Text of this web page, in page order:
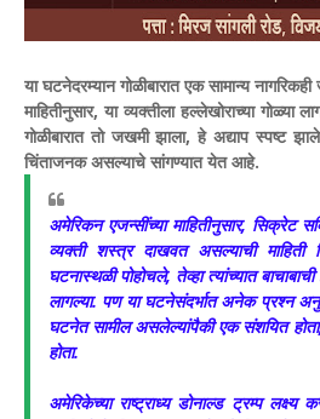
या घटनेदरम्यान गोळीबारात एक सामान्य
माहितीनुसार, या व्यक्तीला हल्लेखोराच्या गोळ्या
गोळीबारात तो जखमी झाला, हे अद्याप स्पष्ट
चिंताजनक असल्याचे सांगण्यात येत आहे.
अमेरिकन एजन्सींच्या माहितीनुसार, सिक्रेट
व्यक्ती शस्त्र दाखवत असल्याची माहिती
घटनास्थळी पोहोचले, तेव्हा त्यांच्यात
लागल्या. पण या घटनेसंदर्भात अनेक प्रश्न
घटनेत सामील असलेल्यांपैकी एक संशयित
होता.
अमेरिकेच्या राष्ट्राध्य डोनाल्ड ट्रम्प लक्ष्य